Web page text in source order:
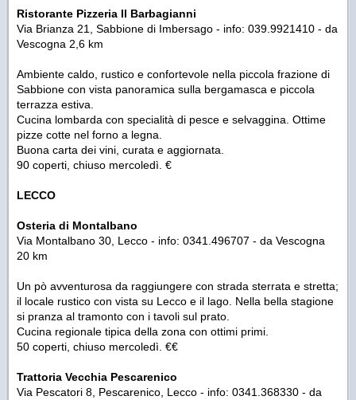
Ristorante Pizzeria Il Barbagianni
Via Brianza 21, Sabbione di Imbersago - info: 039.9921410 - da
Vescogna 2,6 km
Ambiente caldo, rustico e confortevole nella piccola frazione di
Sabbione con vista panoramica sulla bergamasca e piccola
terrazza estiva.
Cucina lombarda con specialità di pesce e selvaggina. Ottime
pizze cotte nel forno a legna.
Buona carta dei vini, curata e aggiornata.
90 coperti, chiuso mercoledì. €
LECCO
Osteria di Montalbano
Via Montalbano 30, Lecco - info: 0341.496707 - da Vescogna
20 km
Un pò avventurosa da raggiungere con strada sterrata e stretta;
il locale rustico con vista su Lecco e il lago. Nella bella stagione
si pranza al tramonto con i tavoli sul prato.
Cucina regionale tipica della zona con ottimi primi.
50 coperti, chiuso mercoledì. €€
Trattoria Vecchia Pescarenico
Via Pescatori 8, Pescarenico, Lecco - info: 0341.368330 - da